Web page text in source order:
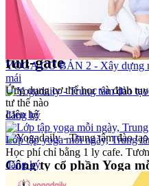
YOGA CƠ BẢN 2 - Xây dựng
mái
Ứng dụng cơ thể học và định
tư thế nào
đăng ký
Lớp tập yoga mỗi ngày, Trung
Học phí chỉ bằng 1 ly cafe.
đăng ký
full-gate
Liên hệ
Công ty cổ phần Yoga